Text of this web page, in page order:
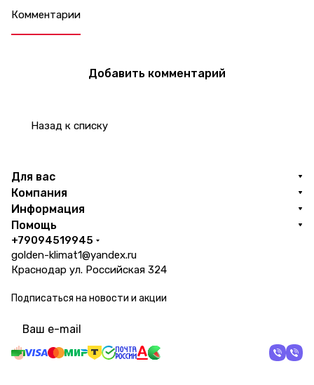
Комментарии
Добавить комментарий
Назад к списку
Для вас
Компания
Информация
Помощь
+79094519945
golden-klimat1@yandex.ru
Краснодар ул. Российская 324
Подписаться на новости и акции